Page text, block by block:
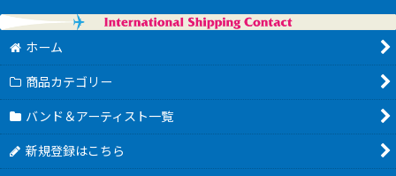
ホーム
商品カテゴリー
バンド＆アーティスト一覧
新規登録はこちら